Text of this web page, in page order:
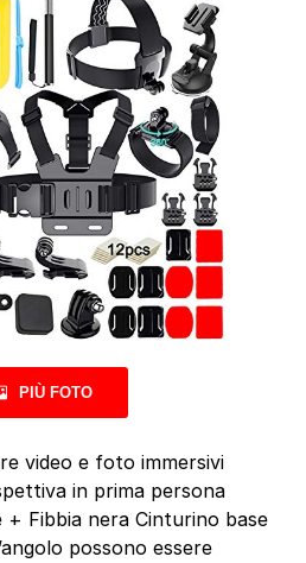
PIÙ FOTO
video e foto immersivi
in prima persona
+ Fibbia nera Cinturino base
possono essere